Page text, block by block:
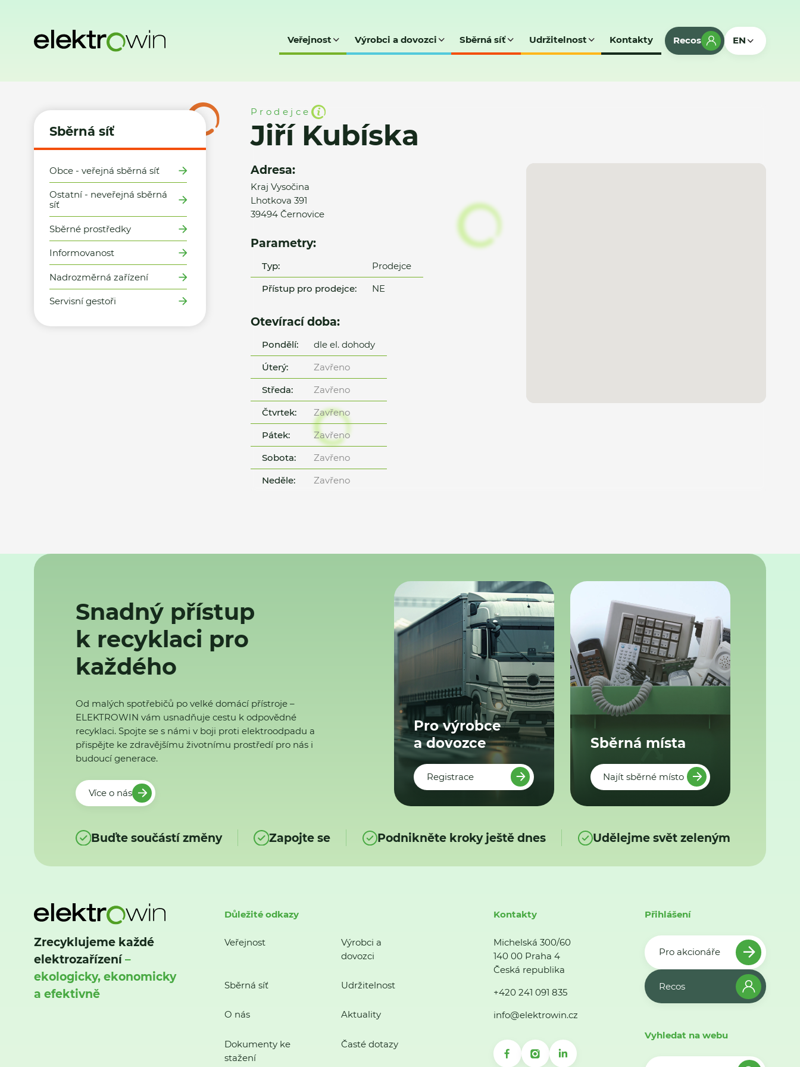
Veřejnost Výrobci a dovozci Sběrná síť Udržitelnost Kontakty Recos EN
Sběrná síť
Obce - veřejná sběrná síť
Ostatní - neveřejná sběrná
síť
Sběrné prostředky
Informovanost
Nadrozměrná zařízení
Servisní gestoři
Prodejce
Jiří Kubíska
Adresa:
Kraj Vysočina
Lhotkova 391
39494 Černovice
Parametry:
Typ:
Prodejce
Přístup pro prodejce:
NE
Otevírací doba:
Pondělí:
dle el. dohody
Úterý:
Zavřeno
Středa:
Zavřeno
Čtvrtek:
Zavřeno
Pátek:
Zavřeno
Sobota:
Zavřeno
Neděle:
Zavřeno
Snadný přístup
k recyklaci pro
každého
Od malých spotřebičů po velké domácí přístroje –
ELEKTROWIN vám usnadňuje cestu k odpovědné
recyklaci. Spojte se s námi v boji proti elektroodpadu a
přispějte ke zdravějšímu životnímu prostředí pro nás i
budoucí generace.
Více o nás
Pro výrobce
a dovozce
Registrace
Sběrná místa
Najít sběrné místo
Buďte součástí změny Zapojte se Podnikněte kroky ještě dnes Udělejme svět zeleným
Zrecyklujeme každé
elektrozařízení–
ekologicky, ekonomicky
a efektivně
Důležité odkazy
Veřejnost
Výrobci a
dovozci
Sběrná síť Udržitelnost
O nás Aktuality
Dokumenty ke
stažení
Časté dotazy
Kontakty
Michelská 300/60
140 00 Praha 4
Česká republika
+420 241 091 835
info@elektrowin.cz
Přihlášení
Pro akcionáře
Recos
Vyhledat na webu